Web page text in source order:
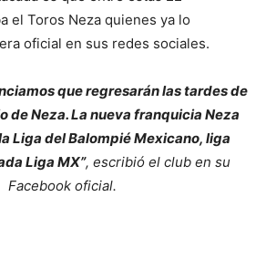
el Toros Neza quienes ya lo
oficial en sus redes sociales.
que regresarán las tardes de
de Neza. La nueva franquicia Neza
Liga del Balompié Mexicano, liga
Liga MX”, escribió el club en su
Facebook oficial.